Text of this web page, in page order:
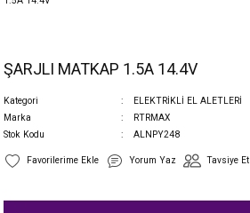
ŞARJLI MATKAP 1.5A 14.4V
Kategori
ELEKTRİKLİ EL ALETLERİ
Marka
RTRMAX
Stok Kodu
ALNPY248
Yorum Yaz Tavsiye Et